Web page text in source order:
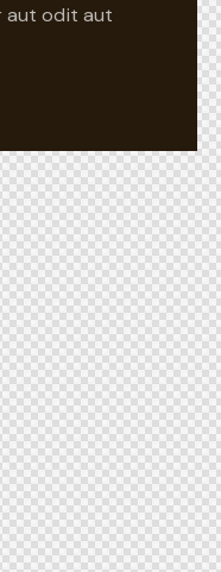
aut odit aut